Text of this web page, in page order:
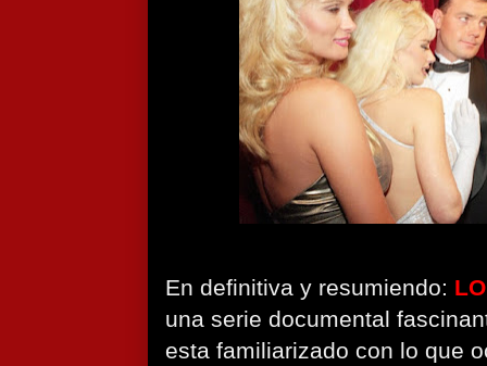
En definitiva y resumiendo:
una serie documental
esta familiarizado con lo que